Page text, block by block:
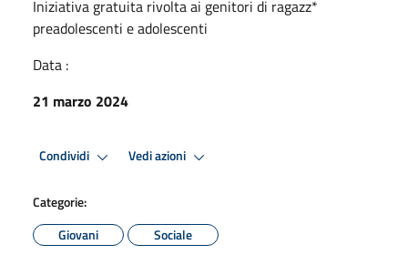
Iniziativa gratuita rivolta ai genitori di ragazz*
preadolescenti e adolescenti
Data :
21 marzo 2024
Condividi Vedi azioni
Categorie:
Giovani
Sociale